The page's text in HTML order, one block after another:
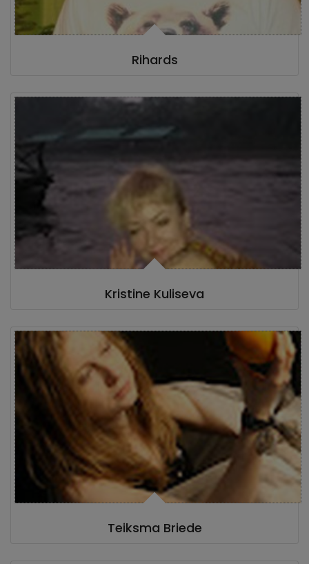
Rihards
Kristine Kuliseva
Teiksma Briede